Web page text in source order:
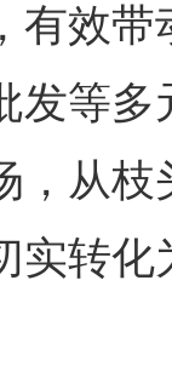
有效
发等
，从
实转化